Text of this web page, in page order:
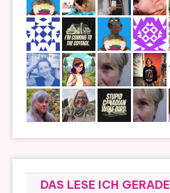
DAS LESE ICH GERADE